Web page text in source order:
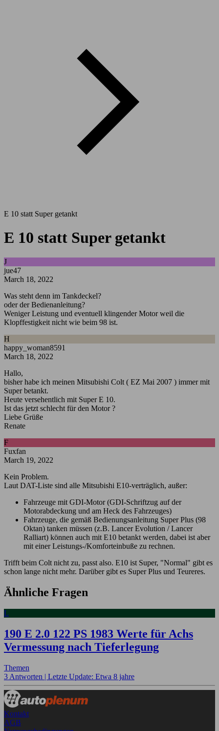
E 10 statt Super getankt
E 10 statt Super getankt
J
jue47
March 18, 2022
Was steht denn im Tankdeckel?
oder der Bedienanleitung?
Weniger Leistung und eventuell klingender Motor weil die
Klopffestigkeit nicht wie beim 98 ist.
H
happy_woman8591
March 18, 2022
Hallo,
bisher habe ich meinen Mitsubishi Colt ( EZ Mai 2007 ) immer mit
Super betankt.
Heute versehentlich mit Super E 10.
Ist das jetzt schlecht für den Motor ?
Liebe Grüße
Renate
F
Fuxfan
March 19, 2022
Kein Problem.
Laut DAT-Liste sind alle Mitsubishi E10-verträglich, außer:
Fahrzeuge mit GDI-Motor (GDI-Schriftzug auf der
Motorabdeckung und am Heck des Fahrzeuges)
Fahrzeuge, die gemäß Bedienungsanleitung Super Plus (98
Oktan) tanken müssen (z.B. Lancer Evolution / Lancer
Ralliart) können auch mit E10 betankt werden, dabei ist aber
mit einer Leistungs-/Komforteinbuße zu rechnen.
Trifft beim Colt nicht zu, passt also. E10 ist Super, "Normal" gibt es
schon lange nicht mehr. Darüber gibt es Super Plus und Teureres.
Ähnliche Fragen
L
190 E 2.0 122 PS 1983 Werte für Achs
Vermessung nach Tieferlegung
Themen
3 Antworten | Letzte Update: Etwa 8 jahre
Kontakt
AGB